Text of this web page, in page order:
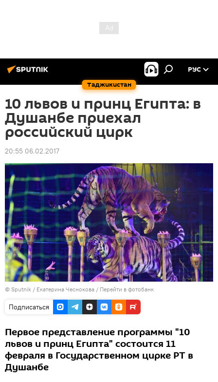
Таджикистан
РУС
10 львов и принц Египта: в
Душанбе приехал
российский цирк
20:55 06.02.2017
© Sputnik / Екатерина Чеснокова / Перейти в фотобанк
Подписаться
Первое представление программы "10
львов и принц Египта" состоится 11
февраля в Государственном цирке РТ в
Душанбе